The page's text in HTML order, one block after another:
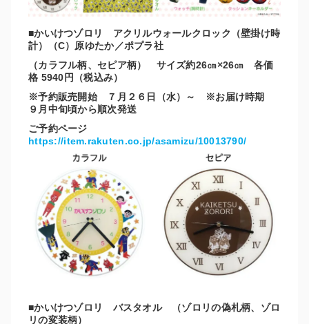
■かいけつゾロリ アクリルウォールクロック（壁掛け時
計）（C）原ゆたか／ポプラ社
（カラフル柄、セピア柄） サイズ約26㎝×26㎝ 各価
格 5940円（税込み）
※予約販売開始 ７月２６日（水）～ ※お届け時期
９月中旬頃から順次発送
ご予約ページ
https://item.rakuten.co.jp/asamizu/10013790/
■かいけつゾロリ バスタオル （ゾロリの偽札柄、ゾロ
リの変装柄）